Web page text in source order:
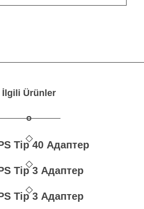
İlgili Ürünler
Tip 40 Адаптер
Tip 3 Адаптер
Tip 3 Адаптер